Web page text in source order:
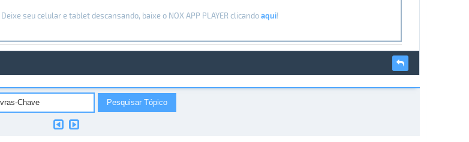
Deixe seu celular e tablet descansando, baixe o NOX APP PLAYER clicandoaqui!